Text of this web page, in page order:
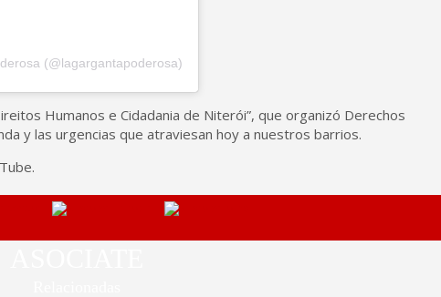
(@lagargantapoderosa)
Humanos e Cidadania de Niterói”, que organizó Derechos
y las urgencias que atraviesan hoy a nuestros barrios.